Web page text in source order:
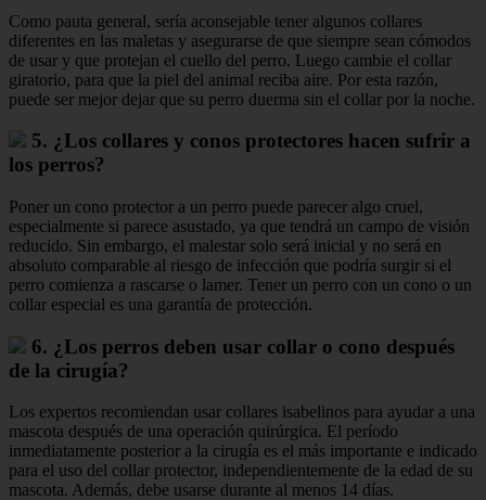
Como pauta general, sería aconsejable tener algunos collares
diferentes en las maletas y asegurarse de que siempre sean cómodos
de usar y que protejan el cuello del perro. Luego cambie el collar
giratorio, para que la piel del animal reciba aire. Por esta razón,
puede ser mejor dejar que su perro duerma sin el collar por la noche.
5. ¿Los collares y conos protectores hacen sufrir a
los perros?
Poner un cono protector a un perro puede parecer algo cruel,
especialmente si parece asustado, ya que tendrá un campo de visión
reducido. Sin embargo, el malestar solo será inicial y no será en
absoluto comparable al riesgo de infección que podría surgir si el
perro comienza a rascarse o lamer. Tener un perro con un cono o un
collar especial es una garantía de protección.
6. ¿Los perros deben usar collar o cono después
de la cirugía?
Los expertos recomiendan usar collares isabelinos para ayudar a una
mascota después de una operación quirúrgica. El período
inmediatamente posterior a la cirugía es el más importante e indicado
para el uso del collar protector, independientemente de la edad de su
mascota. Además, debe usarse durante al menos 14 días.